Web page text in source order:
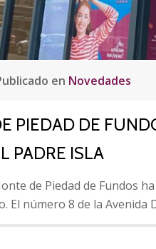
en Novedades
PIEDAD DE
PADRE ISLA
de Piedad de Fundos
El número 8 de la Avenida